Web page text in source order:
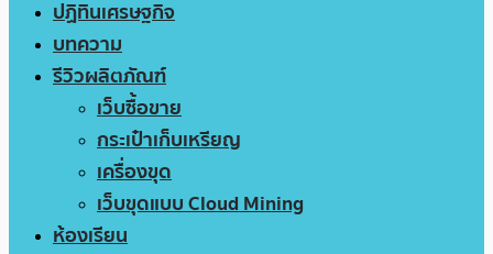
ปฏิทินเศรษฐกิจ
บทความ
รีวิวผลิตภัณฑ์
เว็บซื้อขาย
กระเป๋าเก็บเหรียญ
เครื่องขุด
เว็บขุดแบบ Cloud Mining
ห้องเรียน